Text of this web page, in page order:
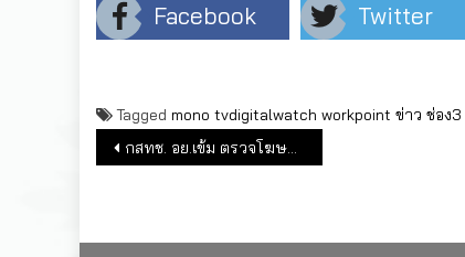
Facebook
Twitter
Tagged mono tvdigitalwatch workpoint ข่าว ช่อง3
แนะแนวเรื่อง
กสทช. อย.เข้ม ตรวจโฆษณาอาหารเสริม เครื่องสำอางทางทีวี